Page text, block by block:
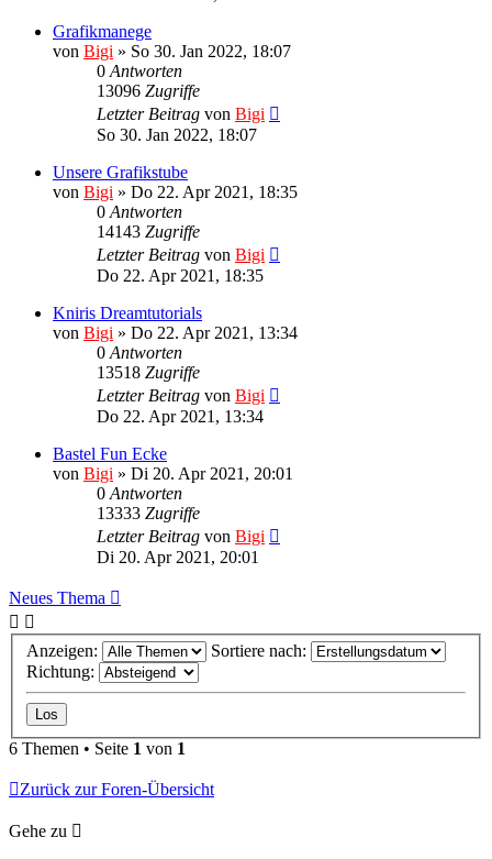
Grafikmanege
von Bigi » So 30. Jan 2022, 18:07
0 Antworten
13096 Zugriffe
Letzter Beitrag von Bigi
So 30. Jan 2022, 18:07
Unsere Grafikstube
von Bigi » Do 22. Apr 2021, 18:35
0 Antworten
14143 Zugriffe
Letzter Beitrag von Bigi
Do 22. Apr 2021, 18:35
Kniris Dreamtutorials
von Bigi » Do 22. Apr 2021, 13:34
0 Antworten
13518 Zugriffe
Letzter Beitrag von Bigi
Do 22. Apr 2021, 13:34
Bastel Fun Ecke
von Bigi » Di 20. Apr 2021, 20:01
0 Antworten
13333 Zugriffe
Letzter Beitrag von Bigi
Di 20. Apr 2021, 20:01
Neues Thema
Anzeigen:
Sortiere nach:
Richtung:
6 Themen • Seite 1 von 1
Zurück zur Foren-Übersicht
Gehe zu